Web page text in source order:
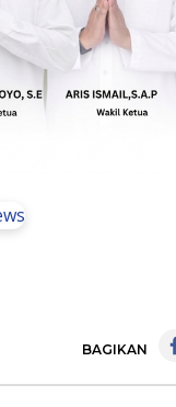
BAGIKAN